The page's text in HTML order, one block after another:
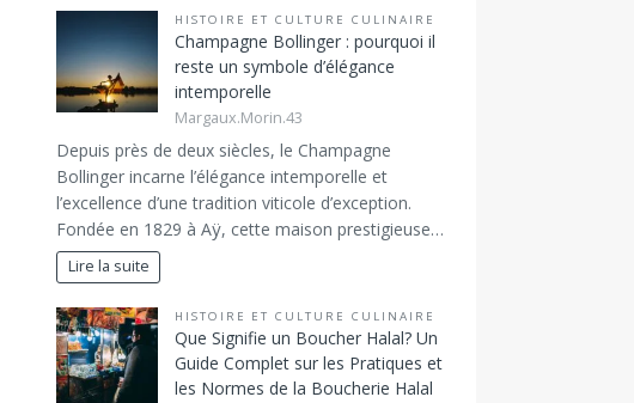
HISTOIRE ET CULTURE CULINAIRE
Champagne Bollinger : pourquoi il
reste un symbole d’élégance
intemporelle
Margaux.Morin.43
Depuis près de deux siècles, le Champagne
Bollinger incarne l’élégance intemporelle et
l’excellence d’une tradition viticole d’exception.
Fondée en 1829 à Aÿ, cette maison prestigieuse…
Lire la suite
HISTOIRE ET CULTURE CULINAIRE
Que Signifie un Boucher Halal? Un
Guide Complet sur les Pratiques et
les Normes de la Boucherie Halal